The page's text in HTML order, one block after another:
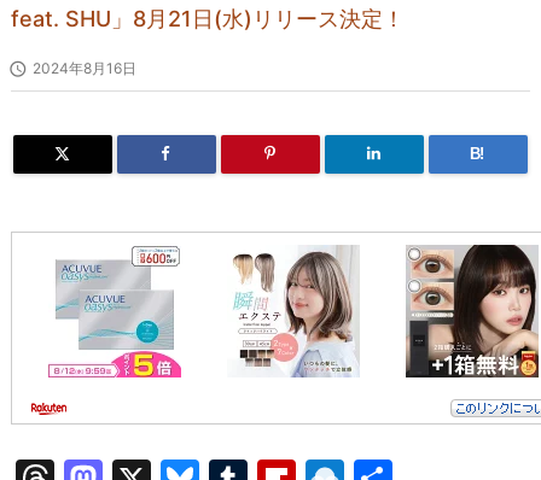
feat. SHU」8月21日(水)リリース決定！
 2024年8月16日
B!